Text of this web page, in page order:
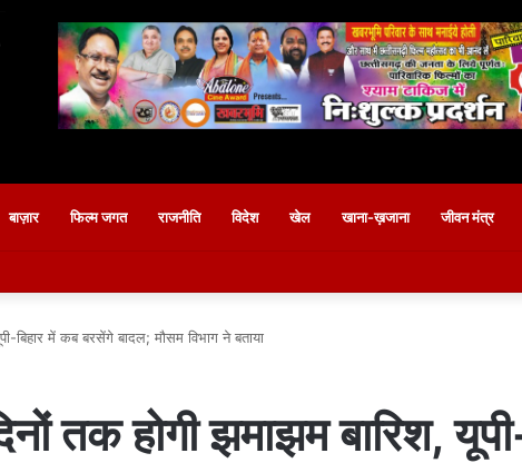
बाज़ार फिल्म जगत राजनीति विदेश खेल खाना-ख़जाना जीवन मंत्र
बिहार में कब बरसेंगे बादल; मौसम विभाग ने बताया
तक होगी झमाझम बारिश,